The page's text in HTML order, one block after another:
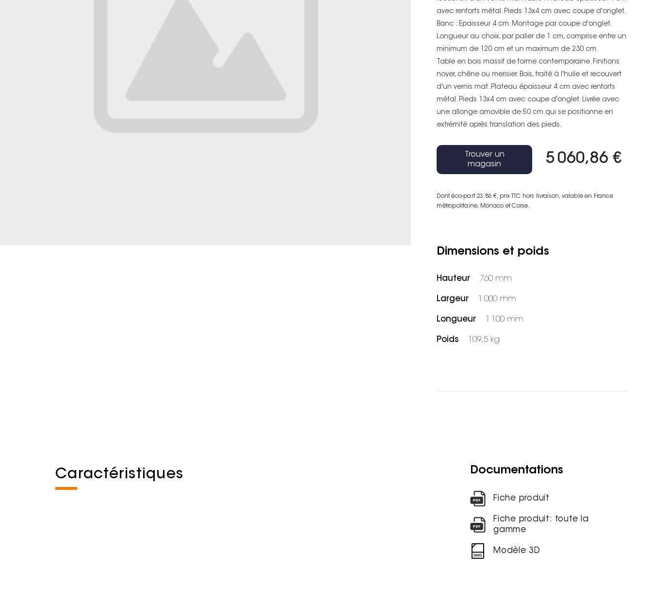
avec renforts métal. Pieds 13x4 cm avec coupe d'onglet.
Banc : Epaisseur 4 cm. Montage par coupe d'onglet.
Longueur au choix, par palier de 1 cm, comprise entre un
minimum de 120 cm et un maximum de 230 cm.
Table en bois massif de forme contemporaine. Finitions
noyer, chêne ou merisier. Bois, traité à l'huile et recouvert
d'un vernis mat. Plateau épaisseur 4 cm avec renforts
métal. Pieds 13x4 cm avec coupe d'onglet. Livrée avec
une allonge amovible de 50 cm qui se positionne en
extrémité après translation des pieds.
5 060,86 €
Dont éco-part 23,86 €, prix TTC hors livraison, valable en France
métropolitaine, Monaco et Corse.
Trouver un
magasin
Dimensions et poids
Hauteur 760 mm
Largeur 1 000 mm
Longueur 1 100 mm
Poids 109,5 kg
Caractéristiques Documentations
Fiche produit
Fiche produit: toute la
gamme
Modèle 3D